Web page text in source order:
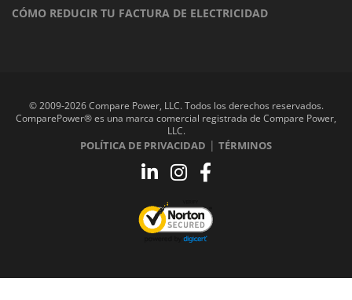
CÓMO REDUCIR TU FACTURA DE ELECTRICIDAD
© 2009-2026 Compare Power, LLC. Todos los derechos reservados.
ComparePower® es una marca comercial registrada de Compare Power,
LLC.
POLÍTICA DE PRIVACIDAD | TÉRMINOS